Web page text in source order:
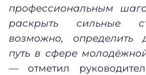
профессиональным
раскрыть сильные
возможно, определить
путь в сфере
— отметил